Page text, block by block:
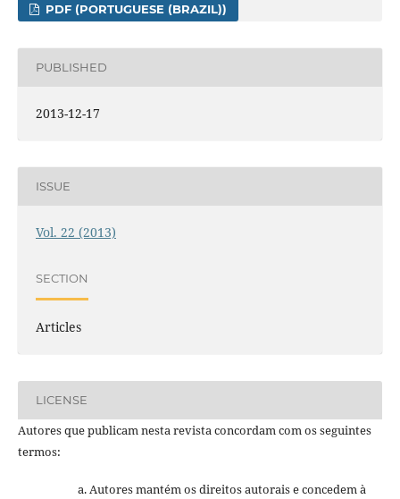
PDF (PORTUGUESE (BRAZIL))
PUBLISHED
2013-12-17
ISSUE
Vol. 22 (2013)
SECTION
Articles
LICENSE
Autores que publicam nesta revista concordam com os seguintes
termos:
Autores mantém os direitos autorais e concedem à